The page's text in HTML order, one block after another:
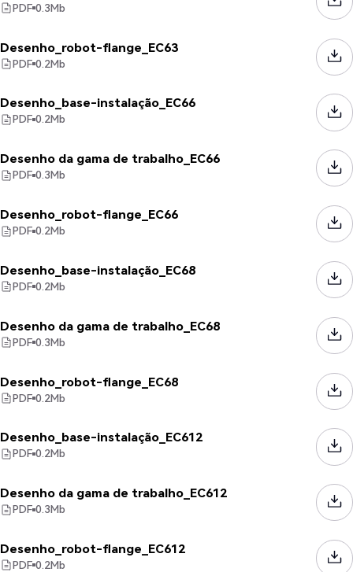
PDF 0.3Mb
Desenho_robot-flange_EC63
PDF 0.2Mb
Desenho_base-instalação_EC66
PDF 0.2Mb
Desenho da gama de trabalho_EC66
PDF 0.3Mb
Desenho_robot-flange_EC66
PDF 0.2Mb
Desenho_base-instalação_EC68
PDF 0.2Mb
Desenho da gama de trabalho_EC68
PDF 0.3Mb
Desenho_robot-flange_EC68
PDF 0.2Mb
Desenho_base-instalação_EC612
PDF 0.2Mb
Desenho da gama de trabalho_EC612
PDF 0.3Mb
Desenho_robot-flange_EC612
PDF 0.2Mb